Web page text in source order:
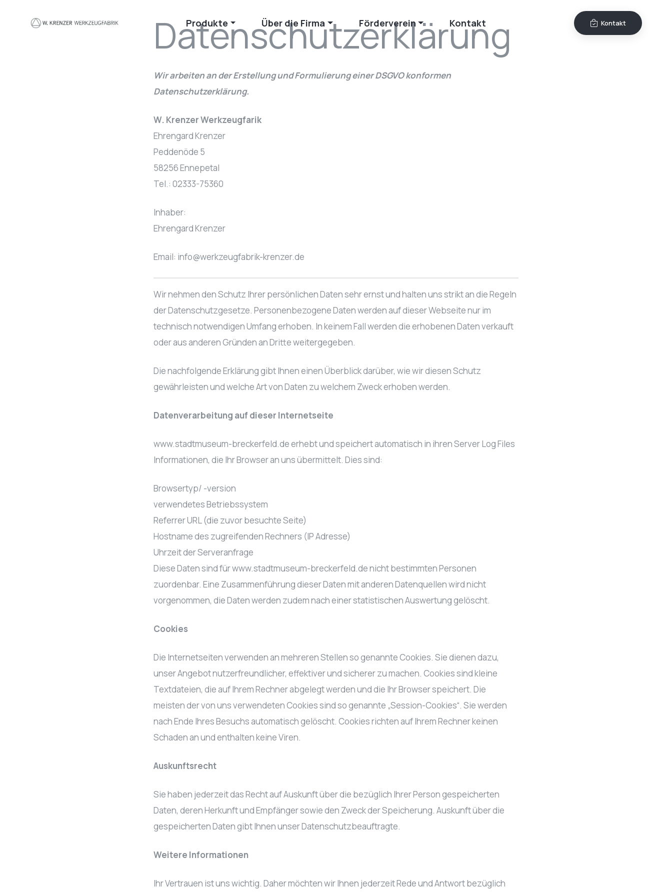
Produkte Über die Firma Förderverein Kontakt Kontakt
Datenschutzerklärung
Wir arbeiten an der Erstellung und Formulierung einer DSGVO konformen
Datenschutzerklärung.
W. Krenzer Werkzeugfarik
Ehrengard Krenzer
Peddenöde 5
58256 Ennepetal
Tel.: 02333-75360
Inhaber:
Ehrengard Krenzer
Email: info@werkzeugfabrik-krenzer.de
Wir nehmen den Schutz Ihrer persönlichen Daten sehr ernst und halten uns strikt an die Regeln
der Datenschutzgesetze. Personenbezogene Daten werden auf dieser Webseite nur im
technisch notwendigen Umfang erhoben. In keinem Fall werden die erhobenen Daten verkauft
oder aus anderen Gründen an Dritte weitergegeben.
Die nachfolgende Erklärung gibt Ihnen einen Überblick darüber, wie wir diesen Schutz
gewährleisten und welche Art von Daten zu welchem Zweck erhoben werden.
Datenverarbeitung auf dieser Internetseite
www.stadtmuseum-breckerfeld.de erhebt und speichert automatisch in ihren Server Log Files
Informationen, die Ihr Browser an uns übermittelt. Dies sind:
Browsertyp/ -version
verwendetes Betriebssystem
Referrer URL (die zuvor besuchte Seite)
Hostname des zugreifenden Rechners (IP Adresse)
Uhrzeit der Serveranfrage
Diese Daten sind für www.stadtmuseum-breckerfeld.de nicht bestimmten Personen
zuordenbar. Eine Zusammenführung dieser Daten mit anderen Datenquellen wird nicht
vorgenommen, die Daten werden zudem nach einer statistischen Auswertung gelöscht.
Cookies
Die Internetseiten verwenden an mehreren Stellen so genannte Cookies. Sie dienen dazu,
unser Angebot nutzerfreundlicher, effektiver und sicherer zu machen. Cookies sind kleine
Textdateien, die auf Ihrem Rechner abgelegt werden und die Ihr Browser speichert. Die
meisten der von uns verwendeten Cookies sind so genannte „Session-Cookies“. Sie werden
nach Ende Ihres Besuchs automatisch gelöscht. Cookies richten auf Ihrem Rechner keinen
Schaden an und enthalten keine Viren.
Auskunftsrecht
Sie haben jederzeit das Recht auf Auskunft über die bezüglich Ihrer Person gespeicherten
Daten, deren Herkunft und Empfänger sowie den Zweck der Speicherung. Auskunft über die
gespeicherten Daten gibt Ihnen unser Datenschutzbeauftragte.
Weitere Informationen
Ihr Vertrauen ist uns wichtig. Daher möchten wir Ihnen jederzeit Rede und Antwort bezüglich